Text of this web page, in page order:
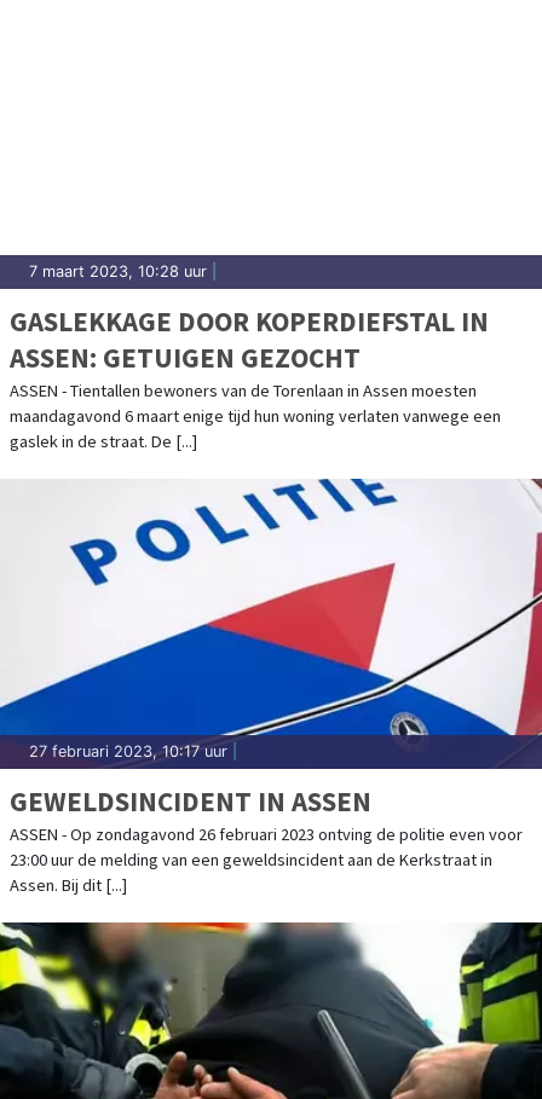
7 maart 2023, 10:28 uur
GASLEKKAGE DOOR KOPERDIEFSTAL IN
ASSEN: GETUIGEN GEZOCHT
ASSEN - Tientallen bewoners van de Torenlaan in Assen moesten
maandagavond 6 maart enige tijd hun woning verlaten vanwege een
gaslek in de straat. De [...]
27 februari 2023, 10:17 uur
GEWELDSINCIDENT IN ASSEN
ASSEN - Op zondagavond 26 februari 2023 ontving de politie even voor
23:00 uur de melding van een geweldsincident aan de Kerkstraat in
Assen. Bij dit [...]